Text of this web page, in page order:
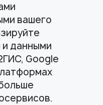
вашего
и данными
Google